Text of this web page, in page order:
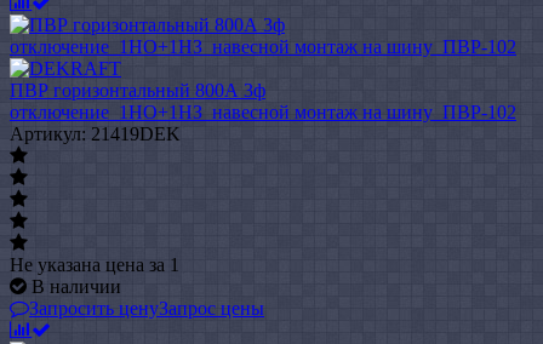
ПВР горизонтальный 800А 3ф
отключение_1НО+1НЗ_навесной монтаж на шину_ПВР-102
Артикул: 21419DEK
Не указана цена за 1
В наличии
Запросить ценуЗапрос цены